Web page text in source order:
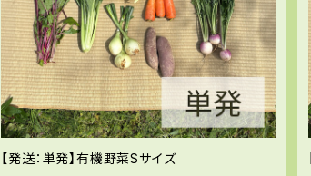
【発送：単発】有機野菜Sサイズ